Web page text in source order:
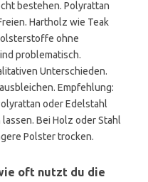
bestehen. Polyrattan
Hartholz wie Teak
ohne
problematisch.
Unterschieden.
Empfehlung:
oder Edelstahl
Bei Holz oder Stahl
Polster trocken.
oft nutzt du die